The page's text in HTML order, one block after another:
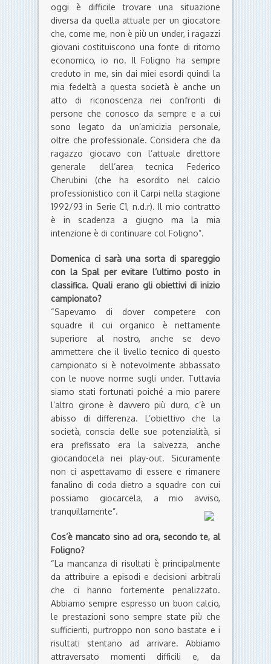
oggi è difficile trovare una situazione
diversa da quella attuale per un giocatore
che, come me, non è più un under, i ragazzi
giovani costituiscono una fonte di ritorno
economico, io no. Il Foligno ha sempre
creduto in me, sin dai miei esordi quindi la
mia fedeltà a questa società è anche un
atto di riconoscenza nei confronti di
persone che conosco da sempre e a cui
sono legato da un’amicizia personale,
oltre che professionale. Considera che da
ragazzo giocavo con l’attuale direttore
generale dell’area tecnica Federico
Cherubini (che ha esordito nel calcio
professionistico con il Carpi nella stagione
1992/93 in Serie C1, n.d.r). Il mio contratto
è in scadenza a giugno ma la mia
intenzione è di continuare col Foligno”.
Domenica ci sarà una sorta di spareggio
con la Spal per evitare l’ultimo posto in
classifica. Quali erano gli obiettivi di inizio
campionato?
“Sapevamo di dover competere con
squadre il cui organico è nettamente
superiore al nostro, anche se devo
ammettere che il livello tecnico di questo
campionato si è notevolmente abbassato
con le nuove norme sugli under. Tuttavia
siamo stati fortunati poiché a mio parere
l’altro girone è davvero più duro, c’è un
abisso di differenza. L’obiettivo che la
società, conscia delle sue potenzialità, si
era prefissato era la salvezza, anche
giocandocela nei play-out. Sicuramente
non ci aspettavamo di essere e rimanere
fanalino di coda dietro a squadre con cui
possiamo giocarcela, a mio avviso,
tranquillamente”.
Cos’è mancato sino ad ora, secondo te, al
Foligno?
“La mancanza di risultati è principalmente
da attribuire a episodi e decisioni arbitrali
che ci hanno fortemente penalizzato.
Abbiamo sempre espresso un buon calcio,
le prestazioni sono sempre state più che
sufficienti, purtroppo non sono bastate e i
risultati stentano ad arrivare. Abbiamo
attraversato momenti difficili e, da